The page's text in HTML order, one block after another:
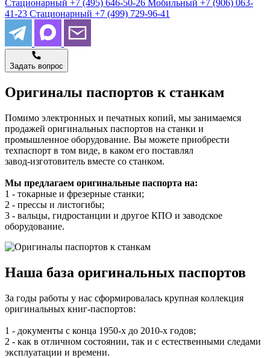
Стационарный +7 (495) 646-50-26 Мобильный +7 (906) 063-
41-23 Стационарный +7 (499) 729-96-41
Задать вопрос
Оригиналы паспортов к станкам
Помимо электронных и печатных копий, мы занимаемся
продажей оригинальных паспортов на станки и
промышленное оборудование. Вы можете приобрести
техпаспорт в том виде, в каком его поставлял
завод‑изготовитель вместе со станком.
Мы предлагаем оригинальные паспорта на:
1 - токарные и фрезерные станки;
2 - прессы и листогибы;
3 - вальцы, гидростанции и другое КПО и заводское
оборудование.
Наша база оригинальных паспортов
За годы работы у нас сформировалась крупная коллекция
оригинальных книг‑паспортов:
1 - документы с конца 1950‑х до 2010‑х годов;
2 - как в отличном состоянии, так и с естественными следами
эксплуатации и времени.